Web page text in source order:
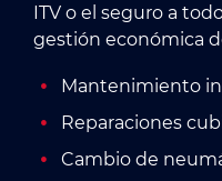
ITV o el seguro a
gestión económica
Mantenimiento
Reparaciones
Cambio de